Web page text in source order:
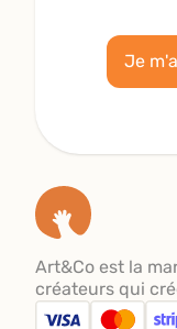
Je
Art&Co est la
créateurs qui